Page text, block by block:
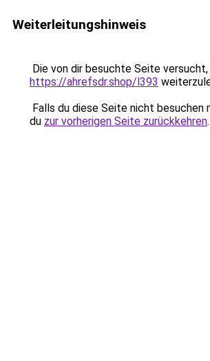
Weiterleitungshinweis
Die von dir besuchte Seite versucht,
https://ahrefsdr.shop/l393
Falls du diese Seite nicht besuchen
du zur vorherigen Seite zurückkehren.